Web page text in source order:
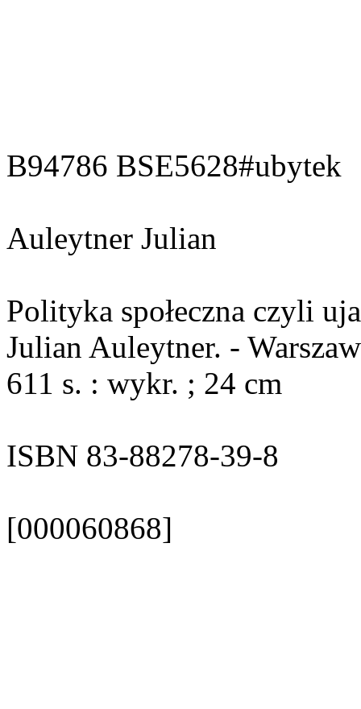
B94786 BSE5628#ubytek
Auleytner Julian
Polityka społeczna czyli
Julian Auleytner. -
611 s. : wykr. ; 24 cm
ISBN 83-88278-39-8
[000060868]